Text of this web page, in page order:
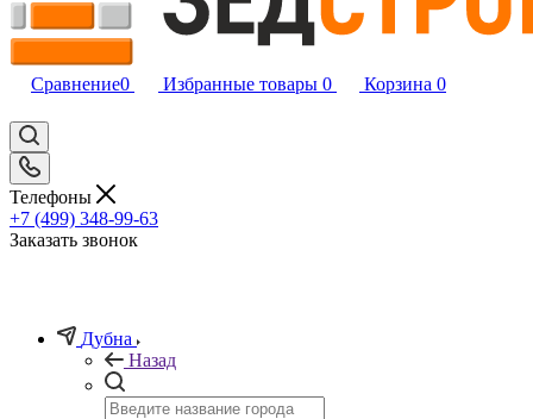
Сравнение0 Избранные товары 0 Корзина 0
Телефоны
+7 (499) 348-99-63
Заказать звонок
Дубна
Назад